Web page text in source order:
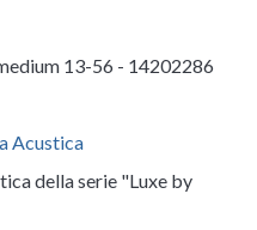
13-56 - 14202286
Acustica
della serie "Luxe by